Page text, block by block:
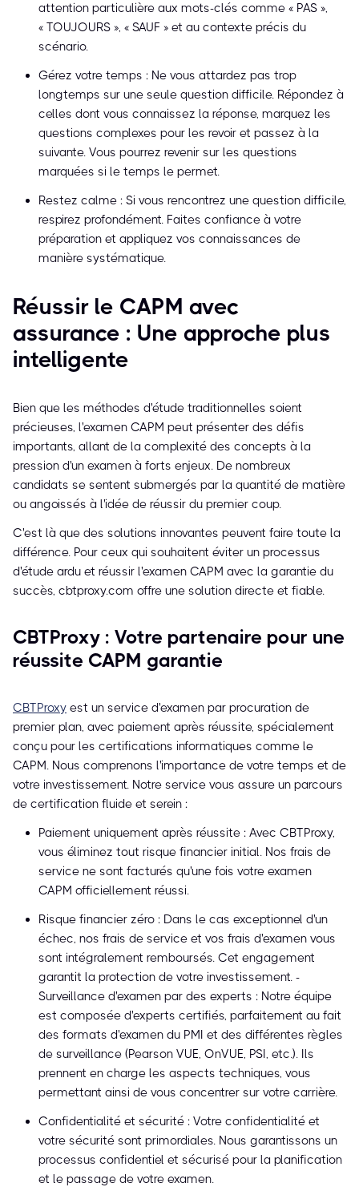
attention particulière aux mots-clés comme « PAS »,
« TOUJOURS », « SAUF » et au contexte précis du
scénario.
Gérez votre temps : Ne vous attardez pas trop
longtemps sur une seule question difficile. Répondez à
celles dont vous connaissez la réponse, marquez les
questions complexes pour les revoir et passez à la
suivante. Vous pourrez revenir sur les questions
marquées si le temps le permet.
Restez calme : Si vous rencontrez une question difficile,
respirez profondément. Faites confiance à votre
préparation et appliquez vos connaissances de
manière systématique.
Réussir le CAPM avec
assurance : Une approche plus
intelligente
Bien que les méthodes d'étude traditionnelles soient
précieuses, l'examen CAPM peut présenter des défis
importants, allant de la complexité des concepts à la
pression d'un examen à forts enjeux. De nombreux
candidats se sentent submergés par la quantité de matière
ou angoissés à l'idée de réussir du premier coup.
C'est là que des solutions innovantes peuvent faire toute la
différence. Pour ceux qui souhaitent éviter un processus
d'étude ardu et réussir l'examen CAPM avec la garantie du
succès, cbtproxy.com offre une solution directe et fiable.
CBTProxy : Votre partenaire pour une
réussite CAPM garantie
CBTProxy est un service d'examen par procuration de
premier plan, avec paiement après réussite, spécialement
conçu pour les certifications informatiques comme le
CAPM. Nous comprenons l'importance de votre temps et de
votre investissement. Notre service vous assure un parcours
de certification fluide et serein :
Paiement uniquement après réussite : Avec CBTProxy,
vous éliminez tout risque financier initial. Nos frais de
service ne sont facturés qu'une fois votre examen
CAPM officiellement réussi.
Risque financier zéro : Dans le cas exceptionnel d'un
échec, nos frais de service et vos frais d'examen vous
sont intégralement remboursés. Cet engagement
garantit la protection de votre investissement. -
Surveillance d'examen par des experts : Notre équipe
est composée d'experts certifiés, parfaitement au fait
des formats d'examen du PMI et des différentes règles
de surveillance (Pearson VUE, OnVUE, PSI, etc.). Ils
prennent en charge les aspects techniques, vous
permettant ainsi de vous concentrer sur votre carrière.
Confidentialité et sécurité : Votre confidentialité et
votre sécurité sont primordiales. Nous garantissons un
processus confidentiel et sécurisé pour la planification
et le passage de votre examen.